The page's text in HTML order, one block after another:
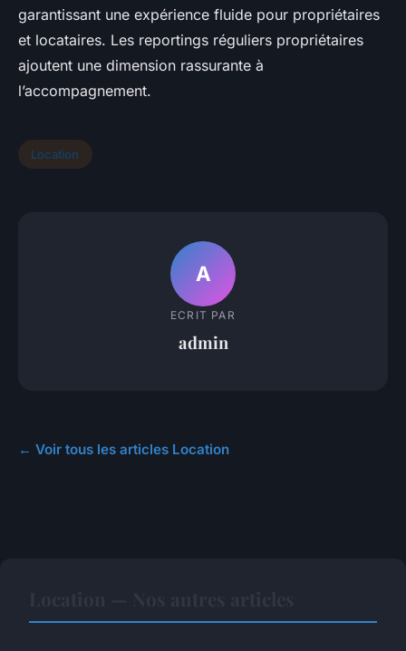
garantissant une expérience fluide pour propriétaires
et locataires. Les reportings réguliers propriétaires
ajoutent une dimension rassurante à
l’accompagnement.
Location
A
ECRIT PAR
admin
← Voir tous les articles Location